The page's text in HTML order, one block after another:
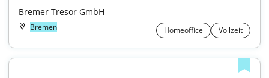
Bremer Tresor GmbH
Bremen Homeoffice Vollzeit